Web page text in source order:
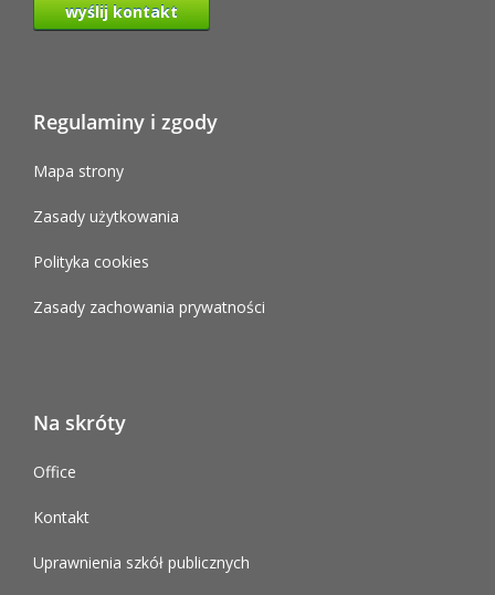
wyślij kontakt
Regulaminy i zgody
Mapa strony
Zasady użytkowania
Polityka cookies
Zasady zachowania prywatności
Na skróty
Office
Kontakt
Uprawnienia szkół publicznych